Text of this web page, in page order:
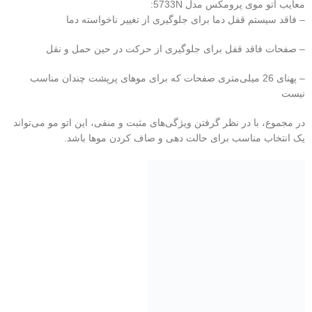
معایب اتو موی پرومکس مدل 5733N:
– فاقد سیستم قفل دما برای جلوگیری از تغییر ناخواسته دما
– صفحات فاقد قفل برای جلوگیری از حرکت در حین حمل و نقل
– پهنای 26 میلی‌متری صفحات که برای موهای پرپشت چندان مناسب
نیست
در مجموع، با در نظر گرفتن ویژگی‌های مثبت و منفی، این اتو مو می‌تواند
یک انتخاب مناسب برای حالت دهی و صاف کردن موها باشد.